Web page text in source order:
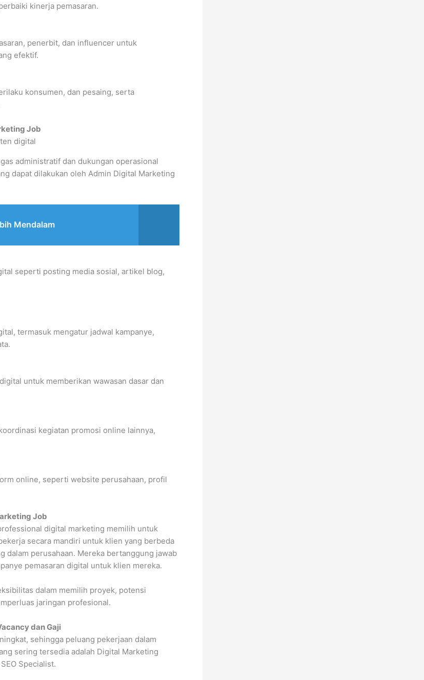
kinerja pemasaran.
penerbit, dan influencer untuk
efektif.
konsumen, dan pesaing, serta
Job
administratif dan dukungan operasional
dapat dilakukan oleh Admin Digital Marketing
Mendalam
seperti posting media sosial, artikel blog,
termasuk mengatur jadwal kampanye,
untuk memberikan wawasan dasar dan
kegiatan promosi online lainnya,
online, seperti website perusahaan, profil
Job
digital marketing memilih untuk
secara mandiri untuk klien yang berbeda
dalam perusahaan. Mereka bertanggung jawab
pemasaran digital untuk klien mereka.
dalam memilih proyek, potensi
jaringan profesional.
dan Gaji
sehingga peluang pekerjaan dalam
sering tersedia adalah Digital Marketing
Specialist.